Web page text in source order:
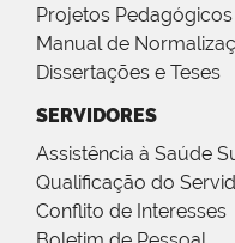
Projetos
Manual de
Dissertações e Teses
SERVIDORES
Assistência à Saúde
Qualificação do
Conflito de Interesses